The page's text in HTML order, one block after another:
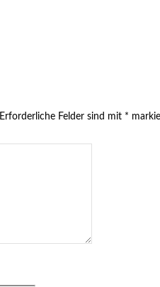
Erforderliche Felder sind mit *